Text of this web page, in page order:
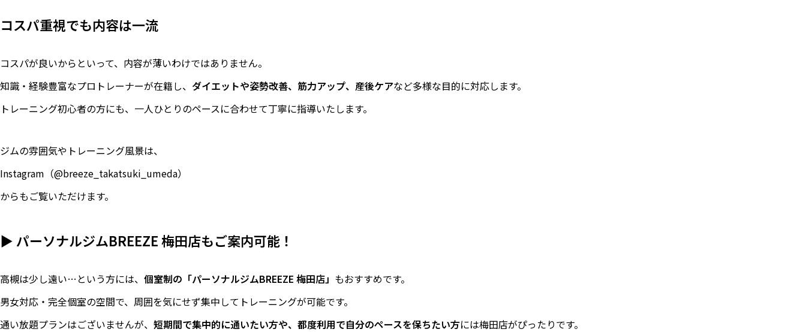
コスパ重視でも内容は一流
コスパが良いからといって、内容が薄いわけではありません。
知識・経験豊富なプロトレーナーが在籍し、 ダイエットや姿勢改善、筋力アップ、産後ケアなど多様な目的に対応します。
トレーニング初心者の方にも、一人ひとりのペースに合わせて丁寧に指導いたします。
ジムの雰囲気やトレーニング風景は、
Instagram（@breeze_takatsuki_umeda）
からもご覧いただけます。
▶ パーソナルジムBREEZE 梅田店もご案内可能！
高槻は少し遠い…という方には、 個室制の「パーソナルジムBREEZE 梅田店」 もおすすめです。
男女対応・完全個室の空間で、周囲を気にせず集中してトレーニングが可能です。
通い放題プランはございませんが、 短期間で集中的に通いたい方や、都度利用で自分のペースを保ちたい方には梅田店がぴったりです。